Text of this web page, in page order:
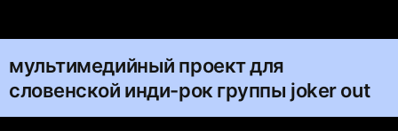
мультимедийный проект для
словенской инди-рок группы joker out